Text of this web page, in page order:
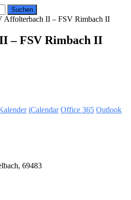
Affolterbach II – FSV Rimbach II
– FSV Rimbach II
iCalendar Office 365 Outlook
69483